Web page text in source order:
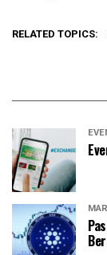
RELATED TOPICS: